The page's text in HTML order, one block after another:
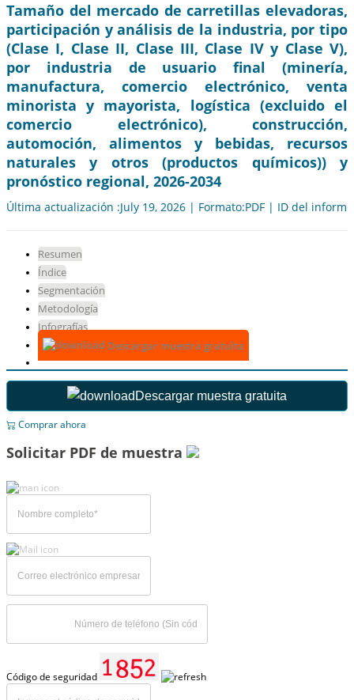
Tamaño del mercado de carretillas elevadoras,
participación y análisis de la industria, por tipo
(Clase I, Clase II, Clase III, Clase IV y Clase V),
por industria de usuario final (minería,
manufactura, comercio electrónico, venta
minorista y mayorista, logística (excluido el
comercio electrónico), construcción,
automoción, alimentos y bebidas, recursos
naturales y otros (productos químicos)) y
pronóstico regional, 2026-2034
Última actualización :July 19, 2026 | Formato:PDF | ID del
Resumen
Índice
Segmentación
Metodología
Infografías
Descargar muestra gratuita
Descargar muestra gratuita
Comprar ahora
Solicitar PDF de muestra
Código de seguridad